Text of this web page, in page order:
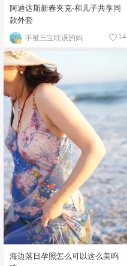
阿迪达斯新春夹克-和儿子共享同
款外套
不被三宝耽误的妈 14
海边落日孕照怎么可以这么美呜